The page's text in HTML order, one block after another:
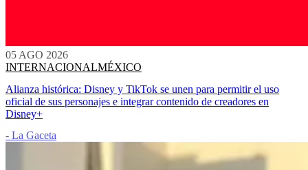
05 AGO 2026
INTERNACIONALMÉXICO
Alianza histórica: Disney y TikTok se unen para permitir el uso
oficial de sus personajes e integrar contenido de creadores en
Disney+
- La Gaceta